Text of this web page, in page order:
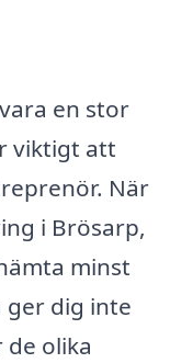
en stor
viktigt att
När
i Brösarp,
minst
dig inte
olika